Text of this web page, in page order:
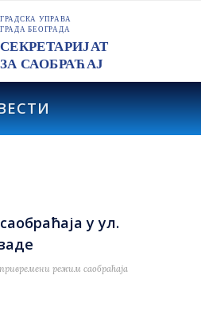
у ул.
режим саобраћаја